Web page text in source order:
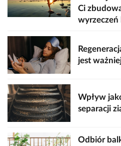
Ci
wyrzeczeń
jest
Wpływ
separacji
Odbiór